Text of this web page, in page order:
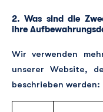
2. Was sind die
ihre
Wir verwenden
unserer Website,
beschrieben werden: